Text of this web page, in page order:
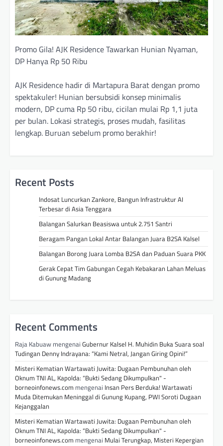
Promo Gila! AJK Residence Tawarkan Hunian Nyaman,
DP Hanya Rp 50 Ribu
AJK Residence hadir di Martapura Barat dengan promo
spektakuler! Hunian bersubsidi konsep minimalis
modern, DP cuma Rp 50 ribu, cicilan mulai Rp 1,1 juta
per bulan. Lokasi strategis, proses mudah, fasilitas
lengkap. Buruan sebelum promo berakhir!
Recent Posts
Indosat Luncurkan Zankore, Bangun Infrastruktur AI
Terbesar di Asia Tenggara
Balangan Salurkan Beasiswa untuk 2.751 Santri
Beragam Pangan Lokal Antar Balangan Juara B2SA Kalsel
Balangan Borong Juara Lomba B2SA dan Paduan Suara PKK
Gerak Cepat Tim Gabungan Cegah Kebakaran Lahan Meluas
di Gunung Madang
Recent Comments
Raja Kabuaw mengenai Gubernur Kalsel H. Muhidin Buka Suara soal
Tudingan Denny Indrayana: “Kami Netral, Jangan Giring Opini!”
Misteri Kematian Wartawati Juwita: Dugaan Pembunuhan oleh
Oknum TNI AL, Kapolda: “Bukti Sedang Dikumpulkan" -
borneoinfonews.com mengenai Insan Pers Berduka! Wartawati
Muda Ditemukan Meninggal di Gunung Kupang, PWI Soroti Dugaan
Kejanggalan
Misteri Kematian Wartawati Juwita: Dugaan Pembunuhan oleh
Oknum TNI AL, Kapolda: “Bukti Sedang Dikumpulkan" -
borneoinfonews.com mengenai Mulai Terungkap, Misteri Kepergian